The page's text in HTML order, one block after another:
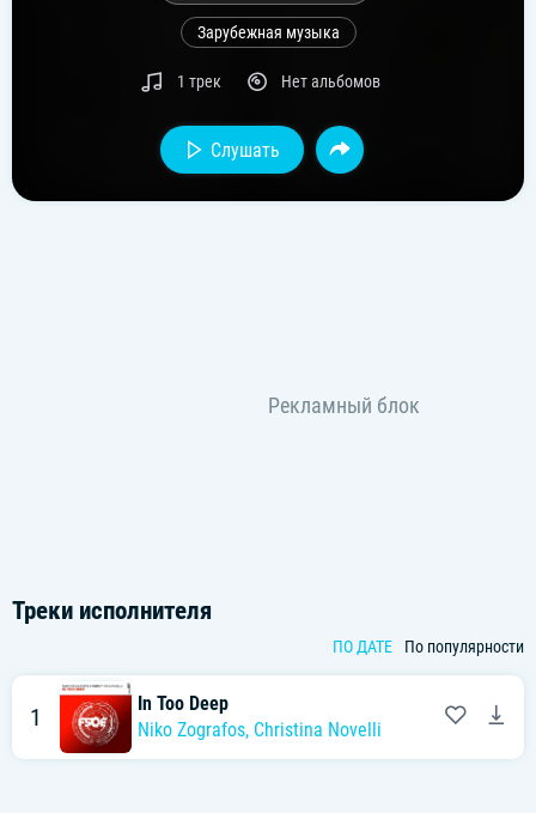
Зарубежная музыка
1 трек Нет альбомов
Слушать
Треки исполнителя
ПО ДАТЕ По популярности
1
In Too Deep
Niko Zografos, Christina Novelli